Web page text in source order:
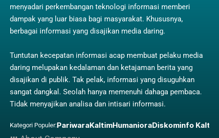
menyadari perkembangan teknologi informasi memberi
dampak yang luar biasa bagi masyarakat. Khususnya,
berbagai informasi yang disajikan media daring.
Tuntutan kecepatan informasi acap membuat pelaku media
daring melupakan kedalaman dan ketajaman berita yang
disajikan di publik. Tak pelak, informasi yang disuguhkan
sangat dangkal. Seolah hanya memenuhi dahaga pembaca.
Tidak menyajikan analisa dan intisari informasi.
Kategori Populer:PariwaraKaltimHumanioraDiskominfo Kaltim